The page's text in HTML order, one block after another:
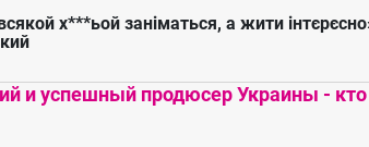
х***ьой заніматься, а жити
и успешный продюсер Украины - кто